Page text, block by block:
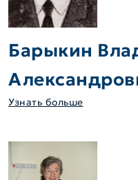
Барыкин
Узнать больше